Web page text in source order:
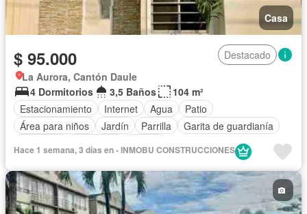
Casa
$ 95.000
Destacado
La Aurora, Cantón Daule
4 Dormitorios
3,5 Baños
104 m²
Estacionamiento
Internet Agua
Patio
Área para niños
Jardín Parrilla
Garita de guardianía
Hace 1 semana, 3 días en - INMOBU CONSTRUCCIONES